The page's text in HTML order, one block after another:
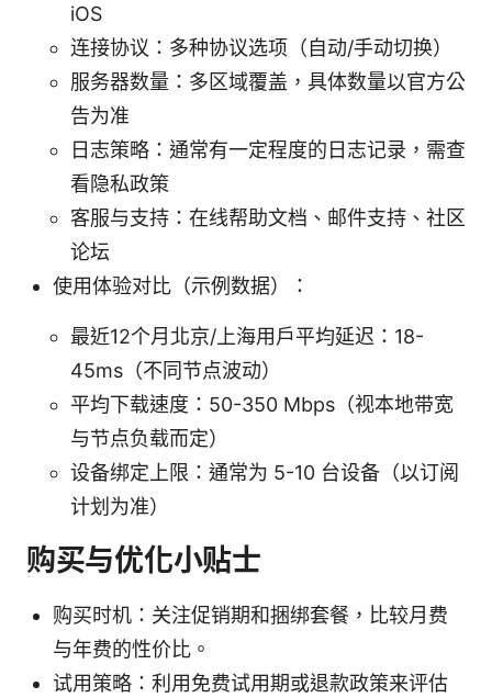
iOS
连接协议：多种协议选项（自动/手动切换）
服务器数量：多区域覆盖，具体数量以官方公
告为准
日志策略：通常有一定程度的日志记录，需查
看隐私政策
客服与支持：在线帮助文档、邮件支持、社区
论坛
使用体验对比（示例数据）：
最近12个月北京/上海用户平均延迟：18-
45ms（不同节点波动）
平均下载速度：50-350 Mbps（视本地带宽
与节点负载而定）
设备绑定上限：通常为 5-10 台设备（以订阅
计划为准）
购买与优化小贴士
购买时机：关注促销期和捆绑套餐，比较月费
与年费的性价比。
试用策略：利用免费试用期或退款政策来评估